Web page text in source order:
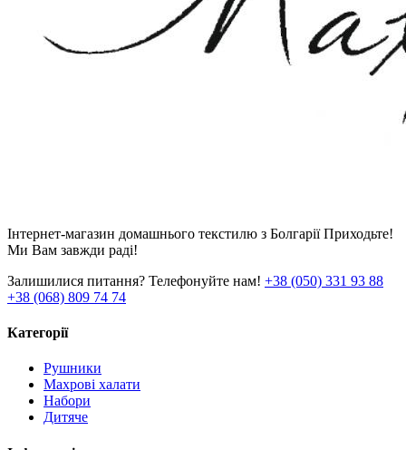
Інтернет-магазин домашнього текстилю з Болгарії Приходьте!
Ми Вам завжди раді!
Залишилися питання? Телефонуйте нам! +38 (050) 331 93 88
+38 (068) 809 74 74
Категорії
Рушники
Махрові халати
Набори
Дитяче